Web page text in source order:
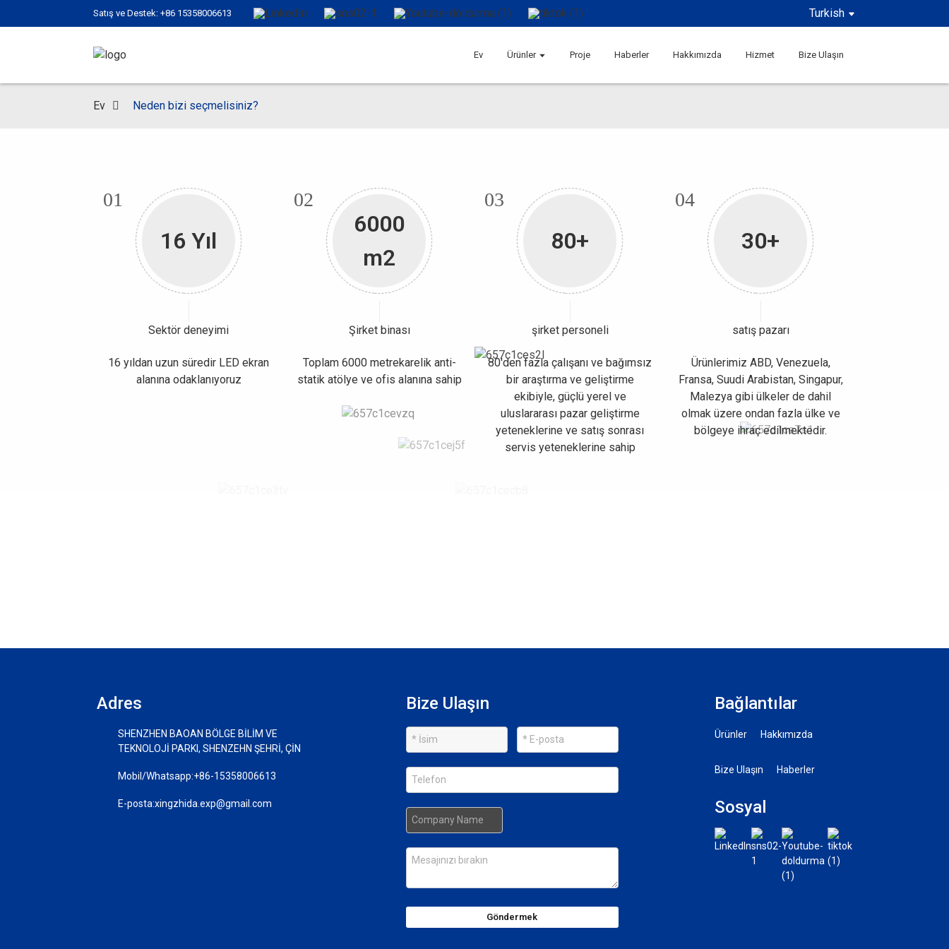
Satış ve Destek: +86 15358006613 Turkish
Ev Ürünler Proje Haberler Hakkımızda Hizmet Bize Ulaşın
Ev Neden bizi seçmelisiniz?
01
16 Yıl
Sektör deneyimi
16 yıldan uzun süredir LED ekran
alanına odaklanıyoruz
02
6000
m2
Şirket binası
Toplam 6000 metrekarelik anti-
statik atölye ve ofis alanına sahip
03
80+
şirket personeli
80'den fazla çalışanı ve bağımsız
bir araştırma ve geliştirme
ekibiyle, güçlü yerel ve
uluslararası pazar geliştirme
yeteneklerine ve satış sonrası
servis yeteneklerine sahip
04
30+
satış pazarı
Ürünlerimiz ABD, Venezuela,
Fransa, Suudi Arabistan, Singapur,
Malezya gibi ülkeler de dahil
olmak üzere ondan fazla ülke ve
bölgeye ihraç edilmektedir.
Adres
SHENZHEN BAOAN BÖLGE BİLİM VE
TEKNOLOJİ PARKI, SHENZEHN ŞEHRİ, ÇİN
Mobil/Whatsapp:+86-15358006613
E-posta:xingzhida.exp@gmail.com
Bize Ulaşın
Göndermek
Bağlantılar
Ürünler Hakkımızda
Bize Ulaşın Haberler
Sosyal